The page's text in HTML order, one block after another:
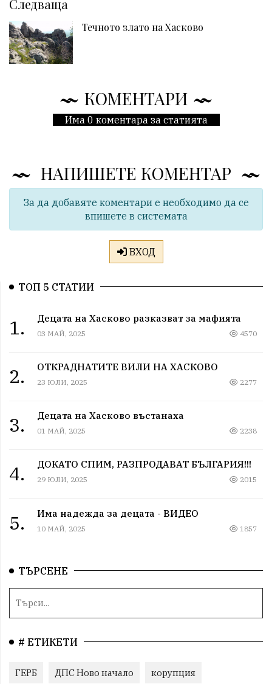
Следваща
Течното злато на Хасково
КОМЕНТАРИ
Има 0 коментара за статията
НАПИШЕТЕ КОМЕНТАР
За да добавяте коментари е необходимо да се
впишете в системата
ВХОД
ТОП 5 СТАТИИ
1. Децата на Хасково разказват за мафията
03 МАЙ, 2025 4570
2. ОТКРАДНАТИТЕ ВИЛИ НА ХАСКОВО
23 ЮЛИ, 2025 2277
3. Децата на Хасково въстанаха
01 МАЙ, 2025 2238
4. ДОКАТО СПИМ, РАЗПРОДАВАТ БЪЛГАРИЯ!!!
29 ЮЛИ, 2025 2015
5. Има надежда за децата - ВИДЕО
10 МАЙ, 2025 1857
ТЪРСЕНЕ
# ЕТИКЕТИ
ГЕРБ ДПС Ново начало корупция